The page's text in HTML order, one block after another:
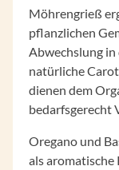
Möhrengrieß
pflanzlichen
Abwechslung
natürliche
dienen dem
bedarfsgerecht
Oregano und
als aromatische